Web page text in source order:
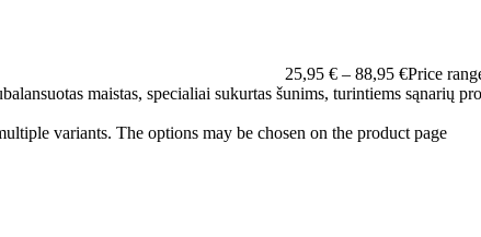
25,95 € – 88,95 €Price
maistas, specialiai sukurtas šunims, turintiems
variants. The options may be chosen on the product page